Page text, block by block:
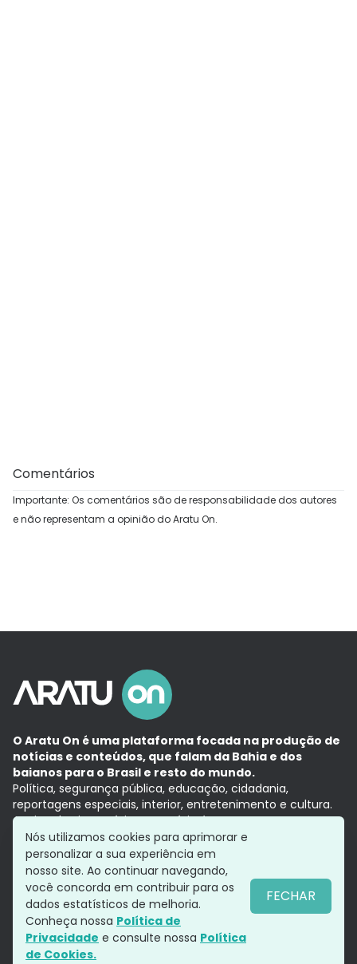
Comentários
Importante: Os comentários são de responsabilidade dos autores
e não representam a opinião do Aratu On.
O Aratu On é uma plataforma focada na produção de
notícias e conteúdos, que falam da Bahia e dos
baianos para o Brasil e resto do mundo.
Política, segurança pública, educação, cidadania,
reportagens especiais, interior, entretenimento e cultura.
Aqui, tudo vira notícia e a notícia é no tempo presente,
com a credibilidade do Grupo Aratu.
Grupo Aratu
Política de privacidade
Siga-nos
Nós utilizamos cookies para aprimorar e
personalizar a sua experiência em
nosso site. Ao continuar navegando,
você concorda em contribuir para os
dados estatísticos de melhoria.
Conheça nossa Política de
Privacidade e consulte nossa Política
de Cookies.
FECHAR